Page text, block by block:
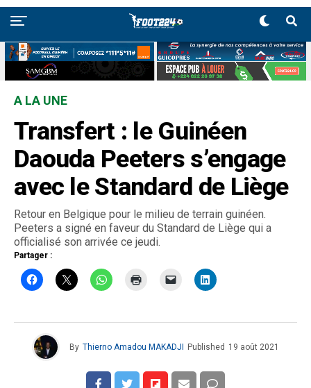
A LA UNE
Transfert : le Guinéen
Daouda Peeters s’engage
avec le Standard de Liège
Retour en Belgique pour le milieu de terrain guinéen.
Peeters a signé en faveur du Standard de Liège qui a
officialisé son arrivée ce jeudi.
Partager :
By Thierno Amadou MAKADJI Published 19 août 2021